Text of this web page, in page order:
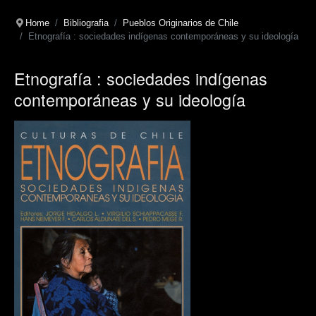
Home Bibliografia
Pueblos Originarios de Chile
Etnografía : sociedades indígenas contemporáneas y su ideología
Etnografía : sociedades indígenas
contemporáneas y su ideología